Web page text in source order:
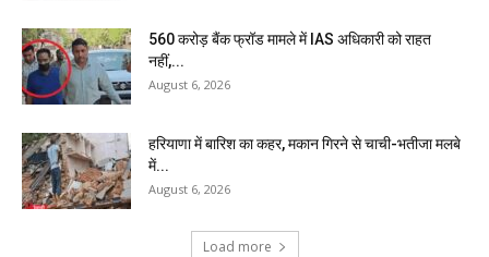
₹560 करोड़ बैंक फ्रॉड मामले में IAS अधिकारी को राहत
नहीं,...
August 6, 2026
हरियाणा में बारिश का कहर, मकान गिरने से चाची-भतीजा मलबे
में...
August 6, 2026
Load more